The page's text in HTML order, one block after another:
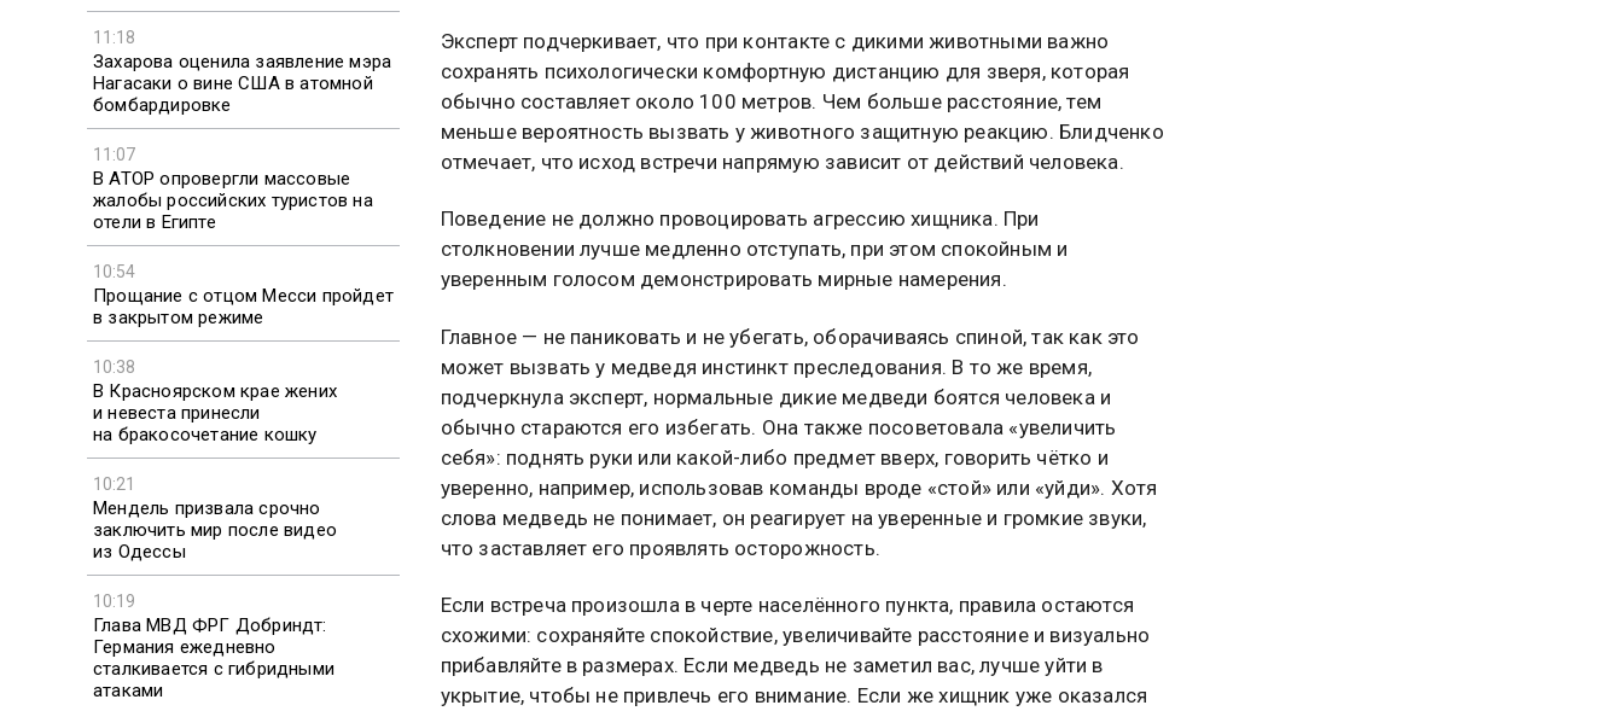
11:18
Захарова оценила заявление мэра
Нагасаки о вине США в атомной
бомбардировке
11:07
В АТОР опровергли массовые
жалобы российских туристов на
отели в Египте
10:54
Прощание с отцом Месси пройдет
в закрытом режиме
10:38
В Красноярском крае жених
и невеста принесли
на бракосочетание кошку
10:21
Мендель призвала срочно
заключить мир после видео
из Одессы
10:19
Глава МВД ФРГ Добриндт:
Германия ежедневно
сталкивается с гибридными
атаками
Эксперт подчеркивает, что при контакте с дикими животными важно
сохранять психологически комфортную дистанцию для зверя, которая
обычно составляет около 100 метров. Чем больше расстояние, тем
меньше вероятность вызвать у животного защитную реакцию. Блидченко
отмечает, что исход встречи напрямую зависит от действий человека.
Поведение не должно провоцировать агрессию хищника. При
столкновении лучше медленно отступать, при этом спокойным и
уверенным голосом демонстрировать мирные намерения.
Главное — не паниковать и не убегать, оборачиваясь спиной, так как это
может вызвать у медведя инстинкт преследования. В то же время,
подчеркнула эксперт, нормальные дикие медведи боятся человека и
обычно стараются его избегать. Она также посоветовала «увеличить
себя»: поднять руки или какой-либо предмет вверх, говорить чётко и
уверенно, например, использовав команды вроде «стой» или «уйди». Хотя
слова медведь не понимает, он реагирует на уверенные и громкие звуки,
что заставляет его проявлять осторожность.
Если встреча произошла в черте населённого пункта, правила остаются
схожими: сохраняйте спокойствие, увеличивайте расстояние и визуально
прибавляйте в размерах. Если медведь не заметил вас, лучше уйти в
укрытие, чтобы не привлечь его внимание. Если же хищник уже оказался